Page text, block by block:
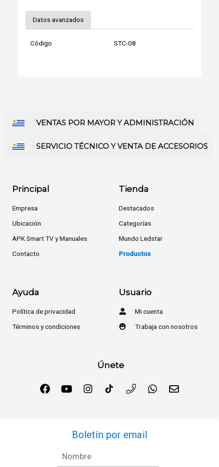
Datos avanzados
Código STC-08
VENTAS POR MAYOR Y ADMINISTRACIÓN
SERVICIO TÉCNICO Y VENTA DE ACCESORIOS
Principal
Empresa
Ubicación
APK Smart TV y Manuales
Contacto
Tienda
Destacados
Categorías
Mundo Ledstar
Productos
Ayuda
Política de privacidad
Términos y condiciones
Usuario
Mi cuenta
Trabaja con nosotros
Únete
Boletín por email